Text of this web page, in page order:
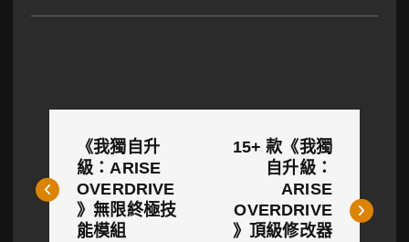
導
《我獨自升
級：ARISE
OVERDRIVE
》無限終極技
能模組
15+ 款《我獨
自升級：
ARISE
OVERDRIVE
》頂級修改器